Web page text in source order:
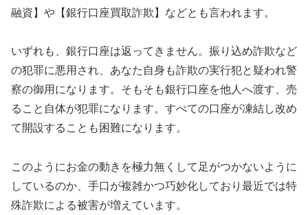
融資】や【銀行口座買取詐欺】などとも言われます。
いずれも、銀行口座は返ってきません。振り込め詐欺など
の犯罪に悪用され、あなた自身も詐欺の実行犯と疑われ警
察の御用になります。そもそも銀行口座を他人へ渡す、売
ること自体が犯罪になります。すべての口座が凍結し改め
て開設することも困難になります。
このようにお金の動きを極力無くして足がつかないように
しているのか、手口が複雑かつ巧妙化しており最近では特
殊詐欺による被害が増えています。